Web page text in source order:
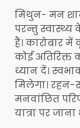
मिथुन- मन
परन्तु स्वास्थ्य
हैं। कारोबार में
कोई अतिरिक्त
ध्यान दें।
मिलेगा। रहन-
मनवांछित
यात्रा पर